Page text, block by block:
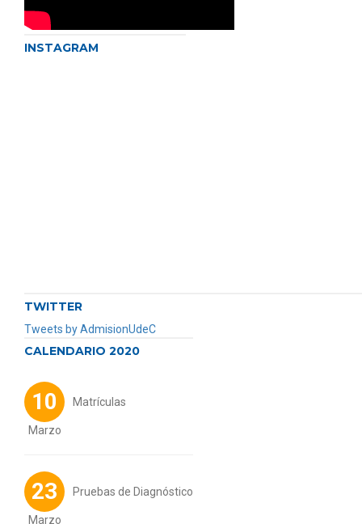
INSTAGRAM
TWITTER
Tweets by AdmisionUdeC
CALENDARIO 2020
10
Marzo
Matrículas
23
Marzo
Pruebas de Diagnóstico